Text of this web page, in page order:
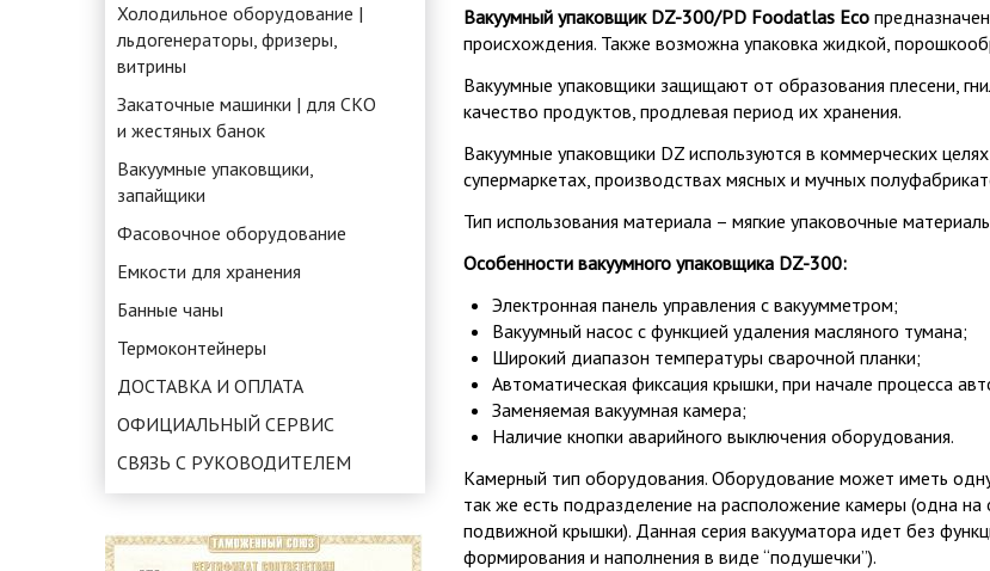
Холодильное оборудование |
льдогенераторы, фризеры,
витрины
Закаточные машинки | для СКО
и жестяных банок
Вакуумные упаковщики,
запайщики
Фасовочное оборудование
Емкости для хранения
Банные чаны
Термоконтейнеры
ДОСТАВКА И ОПЛАТА
ОФИЦИАЛЬНЫЙ СЕРВИС
СВЯЗЬ С РУКОВОДИТЕЛЕМ
Вакуумный упаковщик DZ-300/PD Foodatlas Eco
происхождения. Также возможна упаковка жидкой,
Вакуумные упаковщики защищают от образования плесени,
качество продуктов, продлевая период их хранения.
Вакуумные упаковщики DZ используются в коммерческих
супермаркетах, производствах мясных и мучных
Тип использования материала – мягкие упаковочные
Особенности вакуумного упаковщика DZ-300:
Электронная панель управления с вакуумметром;
Вакуумный насос с функцией удаления масляного тумана;
Широкий диапазон температуры сварочной планки;
Автоматическая фиксация крышки, при начале процесса
Заменяемая вакуумная камера;
Наличие кнопки аварийного выключения оборудования.
Камерный тип оборудования. Оборудование может иметь
так же есть подразделение на расположение камеры (одна
подвижной крышки). Данная серия вакууматора идет без
формирования и наполнения в виде “подушечки”).